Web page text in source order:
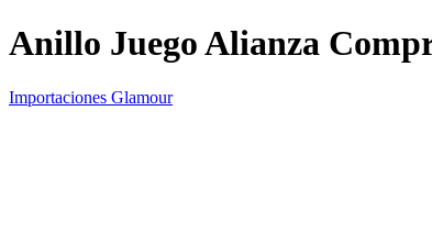
Anillo Juego Alianza
Importaciones Glamour